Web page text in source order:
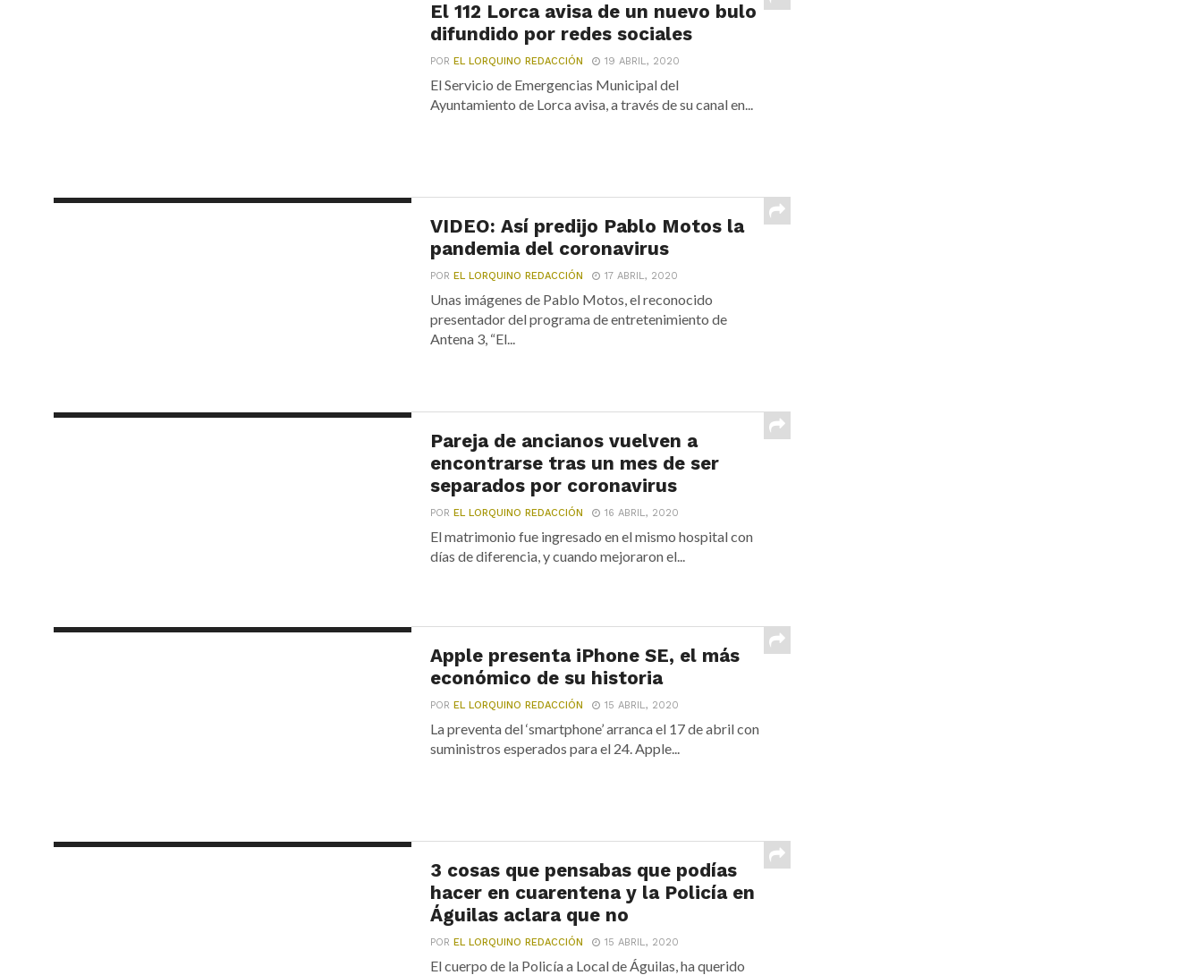
El 112 Lorca avisa de un nuevo bulo
difundido por redes sociales
POREL LORQUINO REDACCIÓN 19 ABRIL, 2020
El Servicio de Emergencias Municipal del
Ayuntamiento de Lorca avisa, a través de su canal en...
VIDEO: Así predijo Pablo Motos la
pandemia del coronavirus
POREL LORQUINO REDACCIÓN 17 ABRIL, 2020
Unas imágenes de Pablo Motos, el reconocido
presentador del programa de entretenimiento de
Antena 3, “El...
Pareja de ancianos vuelven a
encontrarse tras un mes de ser
separados por coronavirus
POREL LORQUINO REDACCIÓN 16 ABRIL, 2020
El matrimonio fue ingresado en el mismo hospital con
días de diferencia, y cuando mejoraron el...
Apple presenta iPhone SE, el más
económico de su historia
POREL LORQUINO REDACCIÓN 15 ABRIL, 2020
La preventa del ‘smartphone’ arranca el 17 de abril con
suministros esperados para el 24. Apple...
3 cosas que pensabas que podías
hacer en cuarentena y la Policía en
Águilas aclara que no
POREL LORQUINO REDACCIÓN 15 ABRIL, 2020
El cuerpo de la Policía a Local de Águilas, ha querido